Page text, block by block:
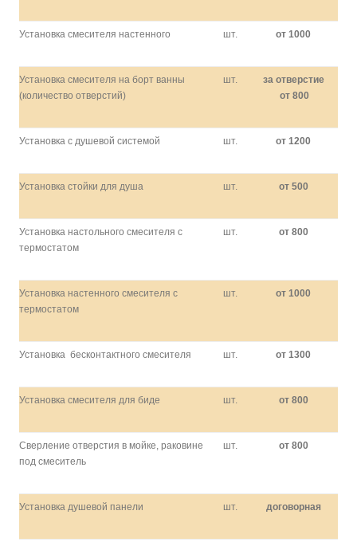
Установка смесителя настенного шт. от 1000
Установка смесителя на борт ванны
(количество отверстий)
шт.
за отверстие
от 800
Установка с душевой системой шт. от 1200
Установка стойки для душа шт. от 500
Установка настольного смесителя с
термостатом
шт. от 800
Установка настенного смесителя с
термостатом
шт. от 1000
Установка бесконтактного смесителя шт. от 1300
Установка смесителя для биде шт. от 800
Сверление отверстия в мойке, раковине
под смеситель
шт. от 800
Установка душевой панели шт. договорная